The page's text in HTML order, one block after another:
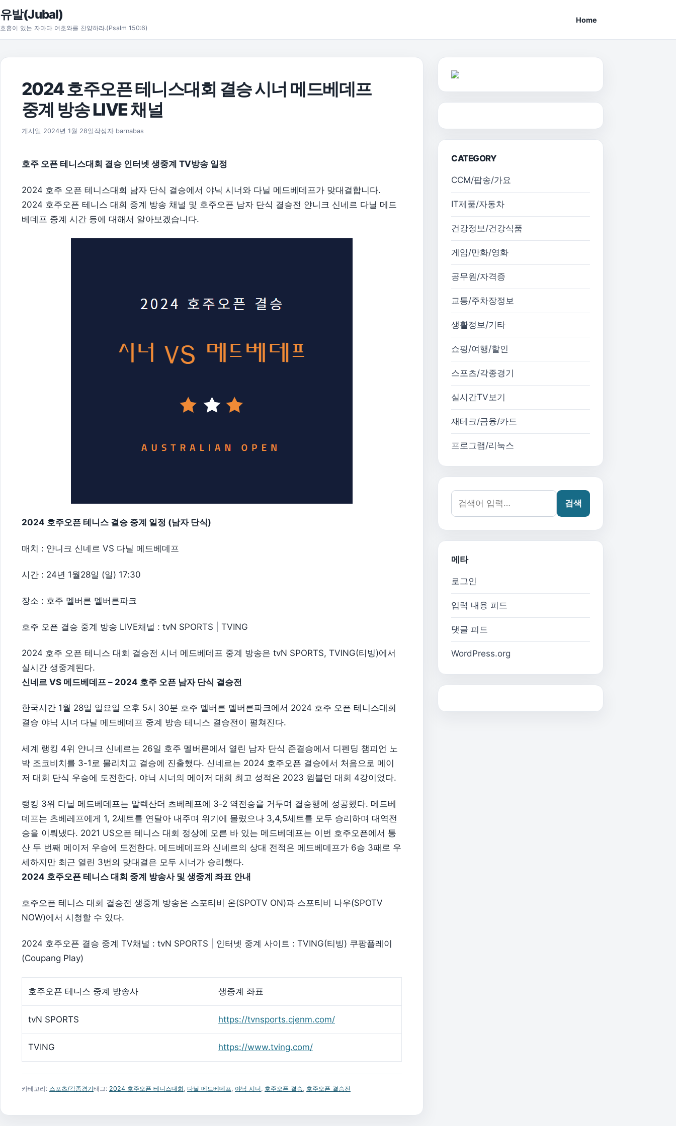
본문으로 건너뛰기
유발(Jubal)
호흡이 있는 자마다 여호와를 찬양하라.(Psalm 150:6)
Home
2024 호주오픈 테니스대회 결승 시너 메드베데프
중계 방송 LIVE 채널
게시일 2024년 1월 28일 2026년 8월 1일
작성자 barnabas
호주 오픈 테니스대회 결승 인터넷 생중계 TV방송 일정
2024 호주 오픈 테니스대회 남자 단식 결승에서 야닉 시너와 다닐 메드베데프가 맞대결합니다.
2024 호주오픈 테니스 대회 중계 방송 채널 및 호주오픈 남자 단식 결승전 얀니크 신네르 다닐 메드
베데프 중계 시간 등에 대해서 알아보겠습니다.
2024 호주오픈 테니스 결승 중계 일정 (남자 단식)
매치 : 얀니크 신네르 VS 다닐 메드베데프
시간 : 24년 1월28일 (일) 17:30
장소 : 호주 멜버른 멜버른파크
호주 오픈 결승 중계 방송 LIVE채널 : tvN SPORTS | TVING
2024 호주 오픈 테니스 대회 결승전 시너 메드베데프 중계 방송은 tvN SPORTS, TVING(티빙)에서
실시간 생중계된다.
신네르 VS 메드베데프 – 2024 호주 오픈 남자 단식 결승전
한국시간 1월 28일 일요일 오후 5시 30분 호주 멜버른 멜버른파크에서 2024 호주 오픈 테니스대회
결승 야닉 시너 다닐 메드베데프 중계 방송 테니스 결승전이 펼쳐진다.
세계 랭킹 4위 얀니크 신네르는 26일 호주 멜버른에서 열린 남자 단식 준결승에서 디펜딩 챔피언 노
박 조코비치를 3-1로 물리치고 결승에 진출했다. 신네르는 2024 호주오픈 결승에서 처음으로 메이
저 대회 단식 우승에 도전한다. 야닉 시너의 메이저 대회 최고 성적은 2023 윔블던 대회 4강이었다.
랭킹 3위 다닐 메드베데프는 알렉산더 츠베레프에 3-2 역전승을 거두며 결승행에 성공했다. 메드베
데프는 츠베레프에게 1, 2세트를 연달아 내주며 위기에 몰렸으나 3,4,5세트를 모두 승리하며 대역전
승을 이뤄냈다. 2021 US오픈 테니스 대회 정상에 오른 바 있는 메드베데프는 이번 호주오픈에서 통
산 두 번째 메이저 우승에 도전한다. 메드베데프와 신네르의 상대 전적은 메드베데프가 6승 3패로 우
세하지만 최근 열린 3번의 맞대결은 모두 시너가 승리했다.
2024 호주오픈 테니스 대회 중계 방송사 및 생중계 좌표 안내
호주오픈 테니스 대회 결승전 생중계 방송은 스포티비 온(SPOTV ON)과 스포티비 나우(SPOTV
NOW)에서 시청할 수 있다.
2024 호주오픈 결승 중계 TV채널 : tvN SPORTS | 인터넷 중계 사이트 : TVING(티빙) 쿠팡플레이
(Coupang Play)
호주오픈 테니스 중계 방송사 생중계 좌표
tvN SPORTS https://tvnsports.cjenm.com/
TVING https://www.tving.com/
카테고리: 스포츠/각종경기태그: 2024 호주오픈 테니스대회, 다닐 메드베데프, 야닉 시너, 호주오픈 결승, 호주오픈 결승전
CATEGORY
CCM/팝송/가요
IT제품/자동차
건강정보/건강식품
게임/만화/영화
공무원/자격증
교통/주차장정보
생활정보/기타
쇼핑/여행/할인
스포츠/각종경기
실시간TV보기
재테크/금융/카드
프로그램/리눅스
검색어:
검색
메타
로그인
입력 내용 피드
댓글 피드
WordPress.org